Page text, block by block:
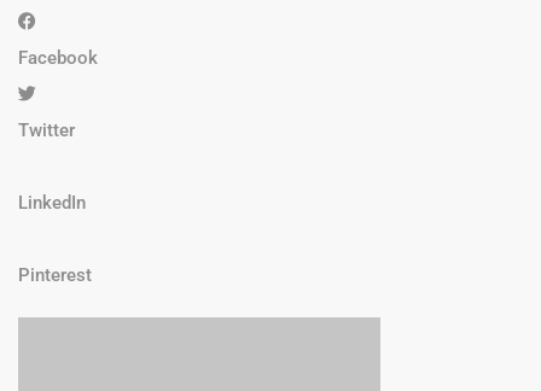
Facebook
Twitter
LinkedIn
Pinterest